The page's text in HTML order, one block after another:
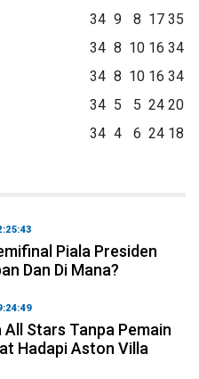
34 9 8 17 35
34 8 10 16 34
34 8 10 16 34
34 5 5 24 20
34 4 6 24 18
Piala Presiden
Dan Di Mana?
All Stars Tanpa Pemain
Hadapi Aston Villa